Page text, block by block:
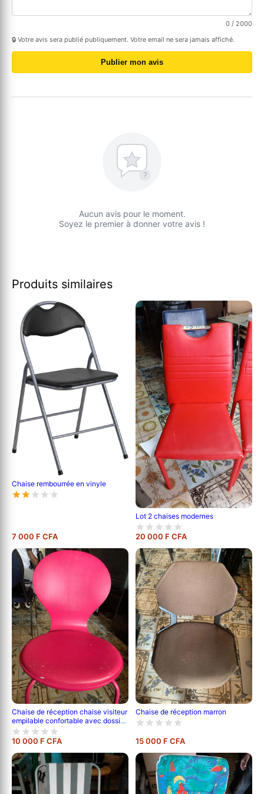
0 / 2000
🔒 Votre avis sera publié publiquement. Votre email ne sera jamais affiché.
Publier mon avis
?
Aucun avis pour le moment.
Soyez le premier à donner votre avis !
Produits similaires
Chaise rembourrée en vinyle
7 000 F CFA
Lot 2 chaises modernes
20 000 F CFA
Chaise de réception chaise visiteur
empilable confortable avec dossier
- rose, verte
10 000 F CFA
Chaise de réception marron
15 000 F CFA